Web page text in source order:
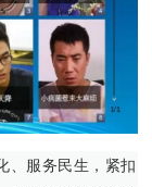
、服务民生，紧扣